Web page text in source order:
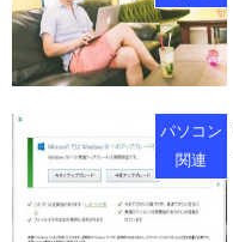
パソコン
関連